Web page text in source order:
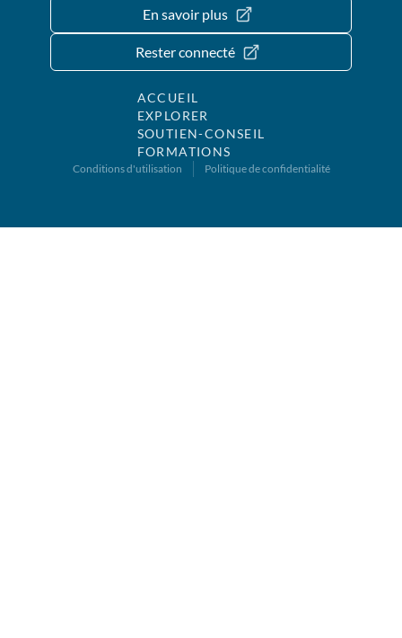
En savoir plus
Rester connecté
ACCUEIL
EXPLORER
SOUTIEN-CONSEIL
FORMATIONS
Conditions d'utilisation Politique de confidentialité